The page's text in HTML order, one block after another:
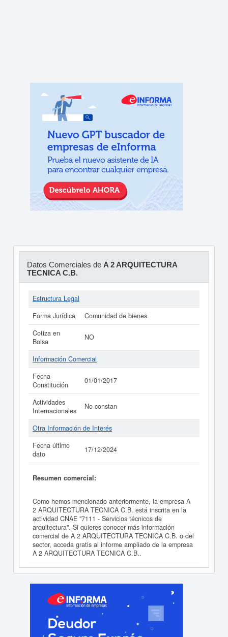
Datos Comerciales de A 2 ARQUITECTURA
TECNICA C.B.
Estructura Legal
Forma Jurídica
Comunidad de bienes
Cotiza en
Bolsa
NO
Información Comercial
Fecha
Constitución
01/01/2017
Actividades
Internacionales
No constan
Otra Información de Interés
Fecha último
dato
17/12/2024
Resumen comercial:
Como hemos mencionado anteriormente, la empresa A
2 ARQUITECTURA TECNICA C.B. está inscrita en la
actividad CNAE "7111 - Servicios técnicos de
arquitectura". Si quieres conocer más información
comercial de A 2 ARQUITECTURA TECNICA C.B. o del
sector, acceda gratis al informe ampliado de la empresa
A 2 ARQUITECTURA TECNICA C.B..